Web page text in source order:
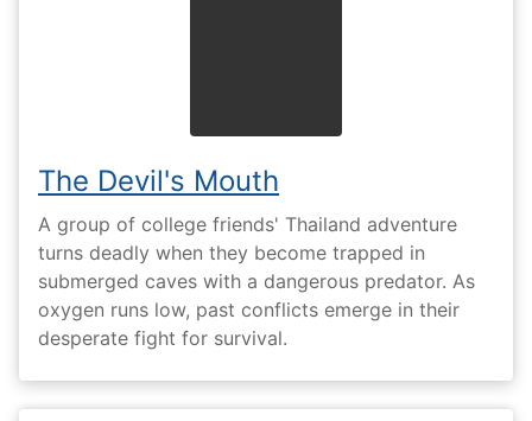
The Devil's Mouth
A group of college friends' Thailand adventure
turns deadly when they become trapped in
submerged caves with a dangerous predator. As
oxygen runs low, past conflicts emerge in their
desperate fight for survival.